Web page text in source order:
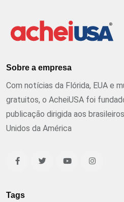
Sobre a empresa
Com notícias da Flórida, EUA e
gratuitos, o AcheiUSA foi
publicação dirigida aos
Unidos da América
Tags